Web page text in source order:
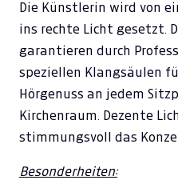
Die Künstlerin wird von
ins rechte Licht gesetzt.
garantieren durch
speziellen Klangsäulen
Hörgenuss an jedem
Kirchenraum. Dezente
stimmungsvoll das
Besonderheiten: